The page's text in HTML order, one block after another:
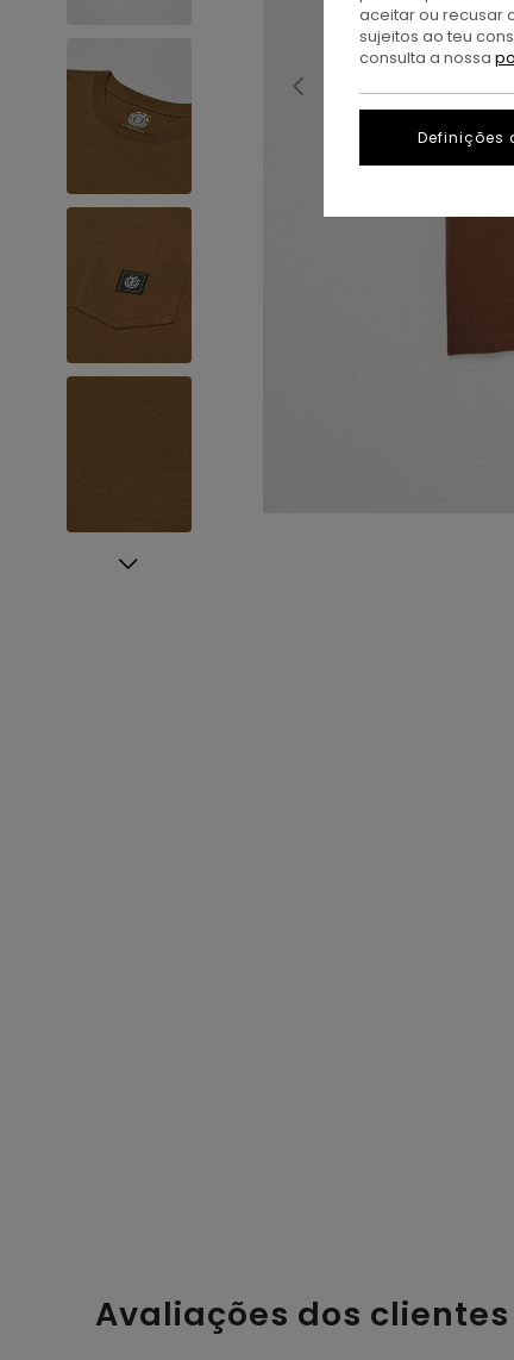
Avaliações dos clientes
aceitar ou recusar
sujeitos ao teu
consulta a nossa
Definições